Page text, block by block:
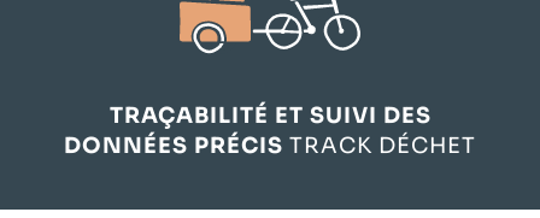
TRAÇABILITÉ ET SUIVI DES
DONNÉES PRÉCIS TRACK DÉCHET